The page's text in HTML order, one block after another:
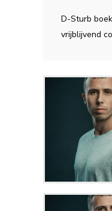
D-Sturb
vrijblijvend